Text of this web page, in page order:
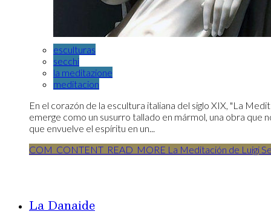
esculturas
secchi
la meditazione
meditacion
En el corazón de la escultura italiana del siglo XIX, "La
emerge como un susurro tallado en mármol, una obra que
que envuelve el espíritu en un...
COM_CONTENT_READ_MORE La Meditación de Luigi
La Danaide